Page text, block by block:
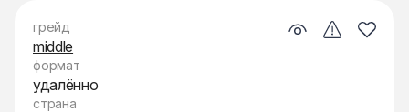
грейд
middle
формат
удалённо
страна